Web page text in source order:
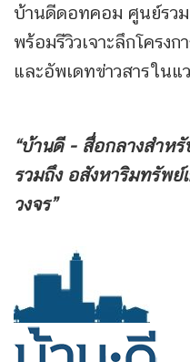
บ้านดีดอทคอม ศูนย์รว
พร้อมรีวิวเจาะลึกโครง
และอัพเดทข่าวสารในแ
“บ้านดี - สื่อกลางสำห
รวมถึง อสังหาริมทรัพย์
วงจร”